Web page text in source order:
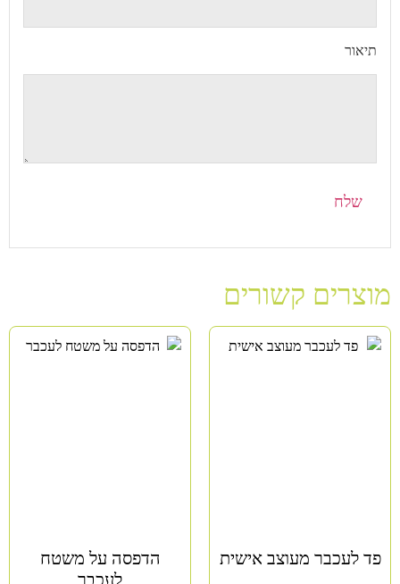
תיאור
מוצרים קשורים
פד לעכבר מעוצב אישית
הדפסה על משטח
לעכבר